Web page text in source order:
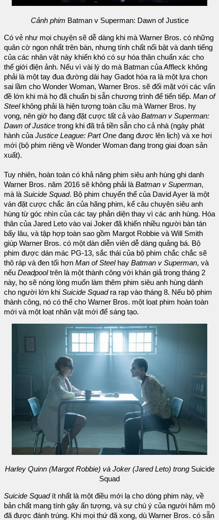
Cảnh phim Batman v Superman: Dawn of Justice
Có vẻ như mọi chuyện sẽ dễ dàng khi mà Warner Bros. có những
quân cờ ngon nhất trên bàn, nhưng tính chất nổi bật và danh tiếng
của các nhân vật này khiến khó có sự hóa thân chuẩn xác cho
thế giới điện ảnh. Nếu vì vài lý do mà Batman của Affleck không
phải là một tay đua đường dài hay Gadot hóa ra là một lựa chọn
sai lầm cho Wonder Woman, Warner Bros. sẽ đối mặt với các vấn
đề lớn khi mà họ đã chuẩn bị sẵn chương trình để tiến tiếp. Man of
Steelkhông phải là hiện tượng toàn cầu mà Warner Bros. hy
vọng, nên giờ họ đang đặt cược tất cả vào Batman v Superman:
Dawn of Justice trong khi đã trả tiền sẵn cho cả nhà (ngày phát
hành của Justice League: Part One đang được lên lịch) và xe hơi
mới (bộ phim riêng về Wonder Woman đang trong giai đoạn sản
xuất).
Tuy nhiên, hoàn toàn có khả năng phim siêu anh hùng ghi danh
Warner Bros. năm 2016 sẽ không phải là Batman v Superman,
mà là Suicide Squad. Bộ phim chuyển thể của David Ayer là một
ván đặt cược chắc ăn của hãng phim, kể câu chuyện siêu anh
hùng từ góc nhìn của các tay phản diện thay vì các anh hùng. Hóa
thân của Jared Leto vào vai Joker đã khiến nhiều người bàn tán
bấy lâu, và tập hợp toàn sao gồm Margot Robbie và Will Smith
giúp Warner Bros. có một dàn diễn viên dễ dàng quảng bá. Bộ
phim được dán mác PG-13, sắc thái của bộ phim chắc chắc sẽ
thô ráp và đen tối hơn Man of Steelhay Batman v Superman, và
nếu Deadpooltrên là một thành công với khán giả trong tháng 2
này, họ sẽ nóng lòng muốn làm thêm phim siêu anh hùng dành
cho người lớn khi Suicide Squadra rạp vào tháng 8. Nếu bộ phim
thành công, nó có thể cho Warner Bros. một loạt phim hoàn toàn
mới và một loạt nhân vật mới để sáng tạo.
Harley Quinn (Margot Robbie) và Joker (Jared Leto) trongSuicide
Squad
Suicide Squadít nhất là một điều mới lạ cho dòng phim này, về
bản chất mang tính gây ấn tượng, và sự chú ý của người hâm mộ
đã được đánh trúng. Khi mọi thứ đã xong, dù Warner Bros. có sẵn